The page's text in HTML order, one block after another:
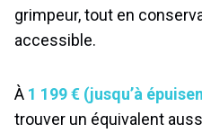
grimpeur, tout en
accessible.
À 1 199 € (jusqu’à
trouver un équivalent